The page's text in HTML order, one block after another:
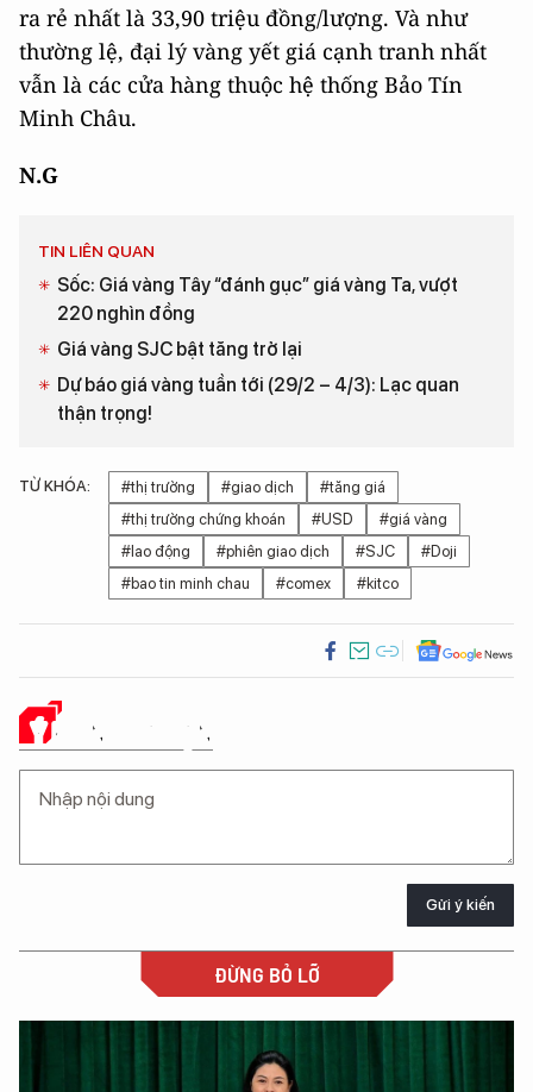
ra rẻ nhất là 33,90 triệu đồng/lượng. Và như
thường lệ, đại lý vàng yết giá cạnh tranh nhất
vẫn là các cửa hàng thuộc hệ thống Bảo Tín
Minh Châu.
N.G
TIN LIÊN QUAN
Sốc: Giá vàng Tây “đánh gục” giá vàng Ta, vượt
220 nghìn đồng
Giá vàng SJC bật tăng trở lại
Dự báo giá vàng tuần tới (29/2 – 4/3): Lạc quan
thận trọng!
TỪ KHÓA: #thị trường #giao dịch
#tăng giá
#thị trường chứng khoán
#USD
#giá vàng
#lao động
#phiên giao dịch #SJC
#Doji
#bao tin minh chau
#comex #kitco
Ý KIẾN CỦA BẠN
Gửi ý kiến
ĐỪNG BỎ LỠ